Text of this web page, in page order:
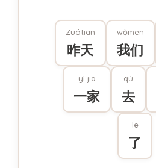
Zuótiān
昨天
wǒmen
我们
yì jiā
一家
qù
去
le
了